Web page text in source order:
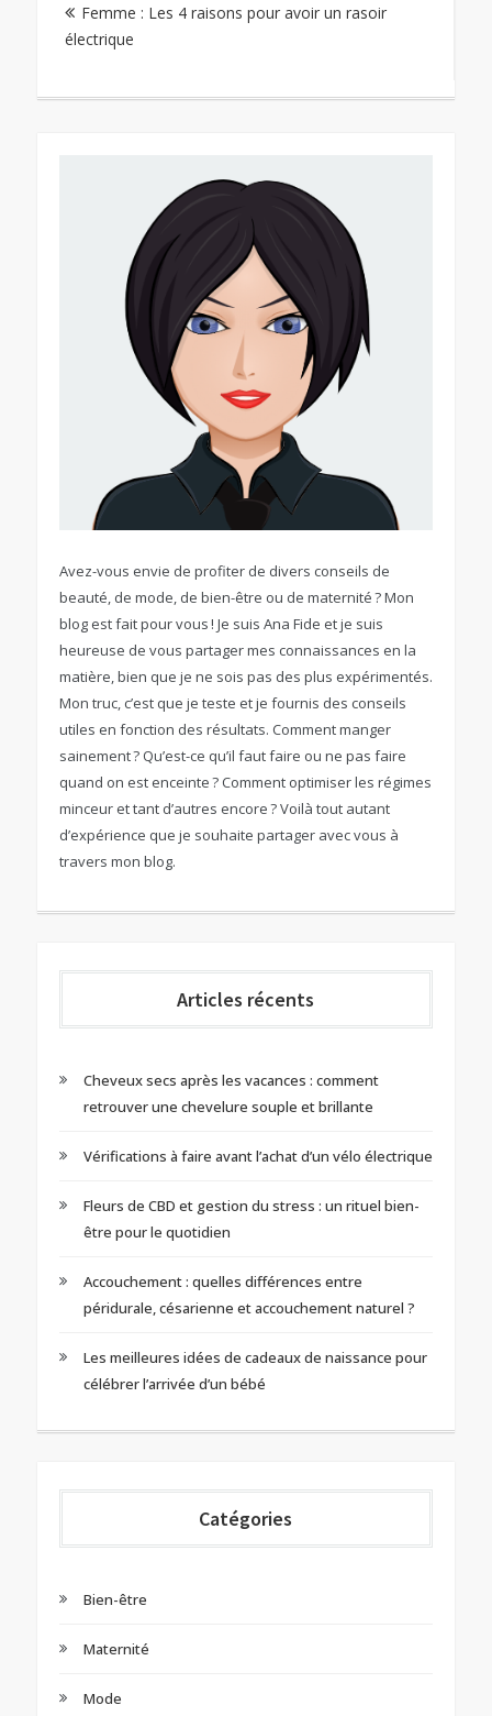
de
l’article
Femme : Les 4 raisons pour avoir un rasoir
électrique
Avez-vous envie de profiter de divers conseils de
beauté, de mode, de bien-être ou de maternité ? Mon
blog est fait pour vous ! Je suis Ana Fide et je suis
heureuse de vous partager mes connaissances en la
matière, bien que je ne sois pas des plus expérimentés.
Mon truc, c’est que je teste et je fournis des conseils
utiles en fonction des résultats. Comment manger
sainement ? Qu’est-ce qu’il faut faire ou ne pas faire
quand on est enceinte ? Comment optimiser les régimes
minceur et tant d’autres encore ? Voilà tout autant
d’expérience que je souhaite partager avec vous à
travers mon blog.
Articles récents
Cheveux secs après les vacances : comment
retrouver une chevelure souple et brillante
Vérifications à faire avant l’achat d’un vélo électrique
Fleurs de CBD et gestion du stress : un rituel bien-
être pour le quotidien
Accouchement : quelles différences entre
péridurale, césarienne et accouchement naturel ?
Les meilleures idées de cadeaux de naissance pour
célébrer l’arrivée d’un bébé
Catégories
Bien-être
Maternité
Mode